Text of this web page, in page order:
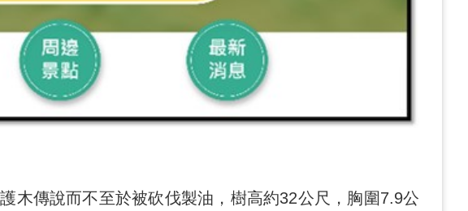
傳說而不至於被砍伐製油，樹高約32公尺，胸圍7.9公